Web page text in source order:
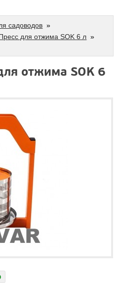
садоводов »
для отжима SOK 6 л »
отжима SOK 6